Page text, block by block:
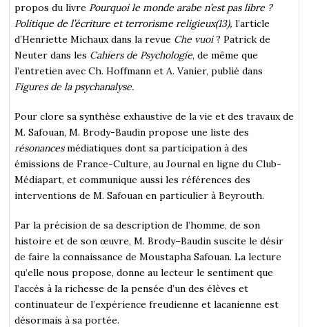
propos du livre Pourquoi le monde arabe n’est pas libre ?
Politique de l’écriture et terrorisme religieux(13),l’article
d’Henriette Michaux dans la revue Che vuoi? Patrick de
Neuter dans les Cahiers de Psychologie, de même que
l’entretien avec Ch. Hoffmann et A. Vanier, publié dans
Figures de la psychanalyse.
Pour clore sa synthèse exhaustive de la vie et des travaux de
M. Safouan, M. Brody-Baudin propose une liste des
résonancesmédiatiques dont sa participation à des
émissions de France-Culture, au Journal en ligne du Club-
Médiapart, et communique aussi les références des
interventions de M. Safouan en particulier à Beyrouth.
Par la précision de sa description de l’homme, de son
histoire et de son œuvre, M. Brody–Baudin suscite le désir
de faire la connaissance de Moustapha Safouan. La lecture
qu’elle nous propose, donne au lecteur le sentiment que
l’accès à la richesse de la pensée d’un des élèves et
continuateur de l’expérience freudienne et lacanienne est
désormais à sa portée.